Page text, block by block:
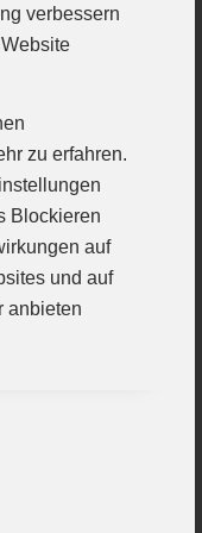
verbessern
zu erfahren.
Blockieren
auf
und auf
anbieten
15:16 wurde
miterlebte,
eine starke
und eine
Wie das wohl
nicht nur
-papas?
steigerte
dieser Phase
die VfL-
Treffer